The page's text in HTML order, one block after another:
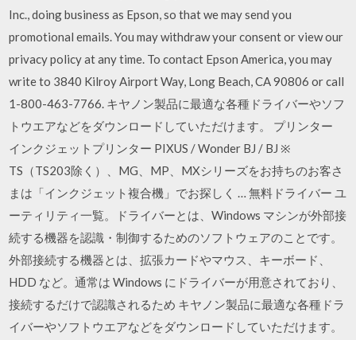
Inc., doing business as Epson, so that we may send you
promotional emails. You may withdraw your consent or view our
privacy policy at any time. To contact Epson America, you may
write to 3840 Kilroy Airport Way, Long Beach, CA 90806 or call
1-800-463-7766. キヤノン製品に最適な各種ドライバーやソフ
トウエアなどをダウンロードしていただけます。 プリンター
インクジェットプリンター PIXUS / Wonder BJ / BJ ※
TS（TS203除く）、MG、MP、MXシリーズをお持ちのお客さ
まは「インクジェット複合機」でお探しく … 無料ドライバー ユ
ーティリティ一覧。ドライバーとは、Windows マシンが外部接
続する機器を認識・制御するためのソフトウェアのことです。
外部接続する機器とは、拡張カードやマウス、キーボード、
HDD など。通常は Windows にドライバーが用意されており、
接続するだけで認識されるため キヤノン製品に最適な各種ドラ
イバーやソフトウエアなどをダウンロードしていただけます。